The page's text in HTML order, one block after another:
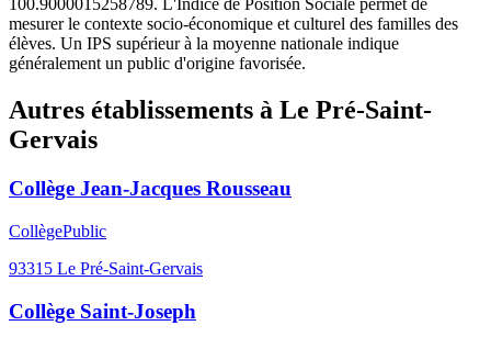
100.9000015258789. L'Indice de Position Sociale permet de
mesurer le contexte socio-économique et culturel des familles des
élèves. Un IPS supérieur à la moyenne nationale indique
généralement un public d'origine favorisée.
Autres établissements à Le Pré-Saint-
Gervais
Collège Jean-Jacques Rousseau
CollègePublic
93315 Le Pré-Saint-Gervais
Collège Saint-Joseph